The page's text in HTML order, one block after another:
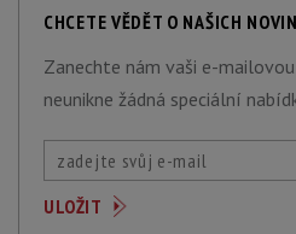
CHCETE VĚDĚT O NAŠICH
Zanechte nám vaši e-mailovou
neunikne žádná speciální